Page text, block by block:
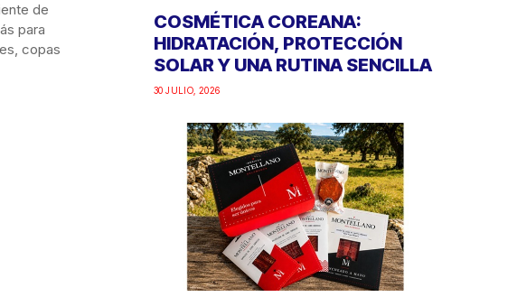
de
para
copas
COSMÉTICA COREANA:
HIDRATACIÓN, PROTECCIÓN
SOLAR Y UNA RUTINA SENCILLA
30 JULIO, 2026